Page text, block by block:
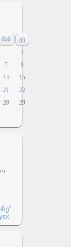
შაბ
კვ
1
7
8
14
15
21
22
28
29